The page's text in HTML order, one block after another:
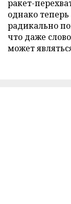
ракет-
однако
радикально
что даже
может